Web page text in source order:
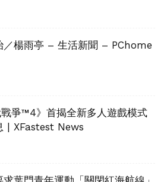
／楊雨亭 – 生活新聞 – PChome
戰爭™4》首揭全新多人遊戲模式
| XFastest News